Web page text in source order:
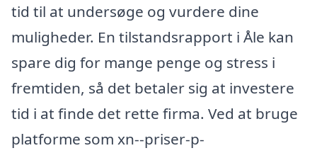
tid til at undersøge og vurdere dine
muligheder. En tilstandsrapport i Åle kan
spare dig for mange penge og stress i
fremtiden, så det betaler sig at investere
tid i at finde det rette firma. Ved at bruge
platforme som xn--priser-p-